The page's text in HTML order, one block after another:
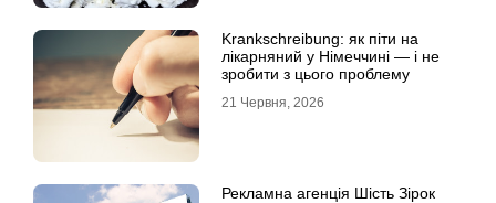
Krankschreibung: як піти на
лікарняний у Німеччині — і не
зробити з цього проблему
21 Червня, 2026
Рекламна агенція Шість Зірок